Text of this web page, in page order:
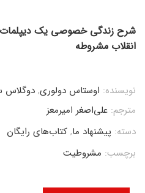
شرح زندگی خصوصی یک دیپلمات
انقلاب مشروطه
نویسنده: اوستاس دولوری, دوگلاس
مترجم: علی‌اصغر امیرمعز
دسته: پیشنهاد ما, کتاب‌های رایگان
برچسب: مشروطیت